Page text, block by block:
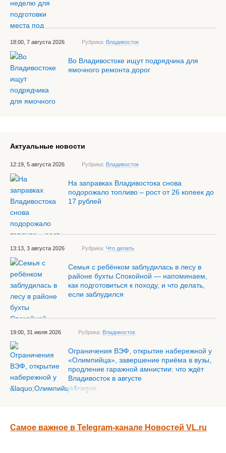
18:00, 7 августа 2026 Рубрика: Владивосток
Во Владивостоке ищут подрядчика для
ямочного ремонта дорог
Актуальные новости
12:19, 5 августа 2026 Рубрика: Владивосток
На заправках Владивостока снова
подорожало топливо – рост от 26 копеек до
17 рублей
13:13, 3 августа 2026 Рубрика: Что делать
Семья с ребёнком заблудилась в лесу в
районе бухты Спокойной — напоминаем,
как подготовиться к походу, и что делать,
если заблудился
19:00, 31 июля 2026 Рубрика: Владивосток
Ограничения ВЭФ, открытие набережной у
«Олимпийца», завершение приёма в вузы,
продление гаражной амнистии: что ждёт
Владивосток в августе
Самое важное в Telegram-канале Новостей VL.ru